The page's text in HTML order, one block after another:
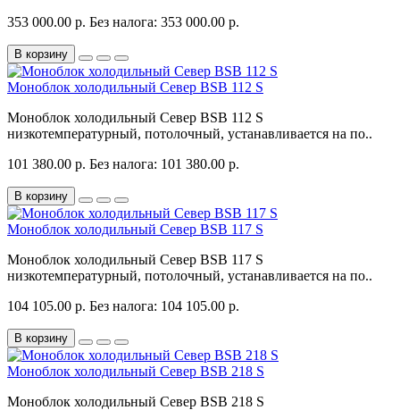
353 000.00 р. Без налога: 353 000.00 р.
В корзину
Моноблок холодильный Север BSB 112 S
Моноблок холодильный Север BSB 112 S
низкотемпературный, потолочный, устанавливается на по..
101 380.00 р. Без налога: 101 380.00 р.
В корзину
Моноблок холодильный Север BSB 117 S
Моноблок холодильный Север BSB 117 S
низкотемпературный, потолочный, устанавливается на по..
104 105.00 р. Без налога: 104 105.00 р.
В корзину
Моноблок холодильный Север BSB 218 S
Моноблок холодильный Север BSB 218 S